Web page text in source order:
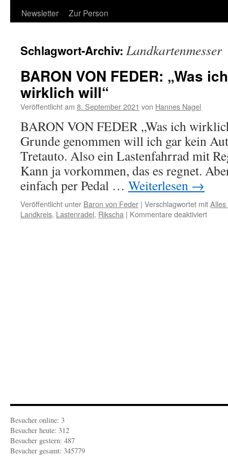
Newsletter
Zur Person
Schlagwort-Archiv: Landkartenmesser
BARON VON FEDER: „Was
wirklich will“
Veröffentlicht am 8. September 2021 von Hannes Nagel
BARON VON FEDER „Was ich
Grunde genommen will ich gar kein
Tretauto. Also ein Lastenfahrrad mit
Kann ja vorkommen, das es regnet.
einfach per Pedal … Weiterlesen →
Veröffentlicht unter Baron von Feder | Verschlagwortet mitAlles
Landkreis, Lastenradel, Rikscha | Kommentare deaktiviertfür
Besucher online: 3
Besucher heute: 312
Besucher gestern: 487
Besucher gesamt: 345779